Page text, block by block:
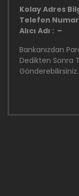
Kolay Adres
Telefon
Alıcı Adı : –
Bankanızdan
Dedikten Sonra
Gönderebilirsiniz.